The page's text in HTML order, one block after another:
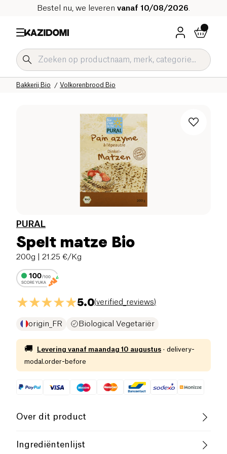
Bestel nu, we leveren vanaf 10/08/2026
Volkorenbrood Bio
Bakkerij Bio
Zoute Kruidenierswaren Bio
Home
PURAL
Spelt matze Bio
200g | 21.25 €/Kg
5.0(verified_reviews)
origin_FR Biological Vegetariër
🚚 Levering vanaf maandag 10 augustus · delivery-
modal.order-before
Over dit product
Vegan Lactosevrij (ingrediënten)
Ingrediëntenlijst